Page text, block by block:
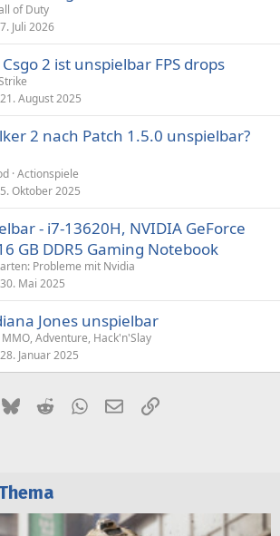
of Duty
Juli 2026
Csgo 2 ist unspielbar FPS drops
21. August 2025
2 nach Patch 1.5.0 unspielbar?
Actionspiele
Oktober 2025
- i7-13620H, NVIDIA GeForce
GB DDR5 Gaming Notebook
Probleme mit Nvidia
30. Mai 2025
Jones unspielbar
MMO, Adventure, Hack'n'Slay
28. Januar 2025
(Twitter)
BlueskyRedditWhatsApp
E-MailLink